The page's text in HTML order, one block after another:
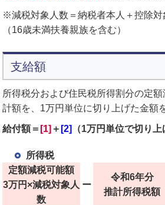
※減税対象人数＝納税者本人＋控除
（16歳未満扶養親族を含む）
支給額
所得税分および住民税所得割分の定
計額を、1万円単位に切り上げた金額
給付額＝ [1] ＋ [2] （1万円単位で切り上
所得税
定額減税可能額
3万円×減税対象人
数
ー
令和6年分
推計所得税額